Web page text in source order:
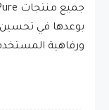
بوعدها في تحسين
ورفاهية